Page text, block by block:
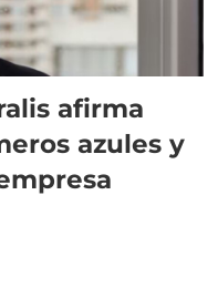
afirma
azules y